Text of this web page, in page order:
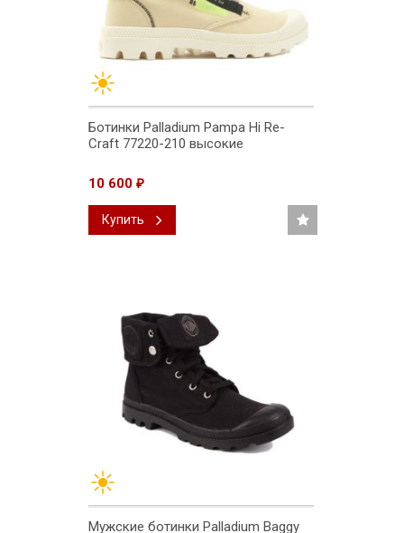
Ботинки Palladium Pampa Hi Re-
Craft 77220-210 высокие
10 600 ₽
Купить
Мужские ботинки Palladium Baggy